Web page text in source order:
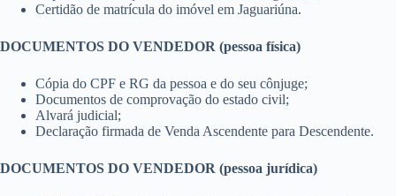
Certidão de matrícula do imóvel em Jaguariúna.
DOCUMENTOS DO VENDEDOR (pessoa física)
Cópia do CPF e RG da pessoa e do seu cônjuge;
Documentos de comprovação do estado civil;
Alvará judicial;
Declaração firmada de Venda Ascendente para Descendente.
DOCUMENTOS DO VENDEDOR (pessoa jurídica)